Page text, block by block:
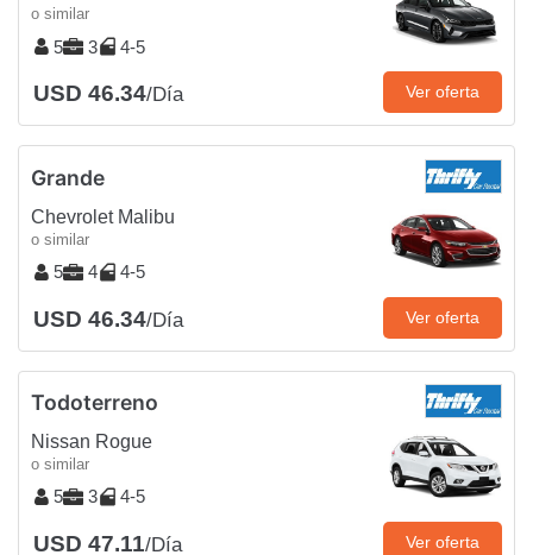
o similar
5 3 4-5
USD 46.34/Día Ver oferta
Grande
Chevrolet Malibu
o similar
5 4 4-5
USD 46.34/Día Ver oferta
Todoterreno
Nissan Rogue
o similar
5 3 4-5
USD 47.11/Día Ver oferta